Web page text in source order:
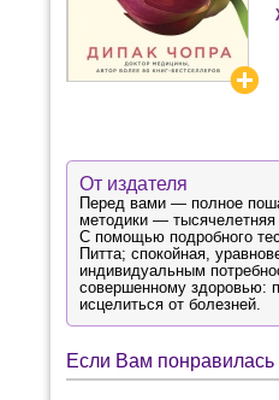
От издателя
Перед вами — полное
методики —
С помощью подробного
Питта; спокойная,
индивидуальным
совершенному здоровью:
исцелиться от болезней.
Если Вам понравилась